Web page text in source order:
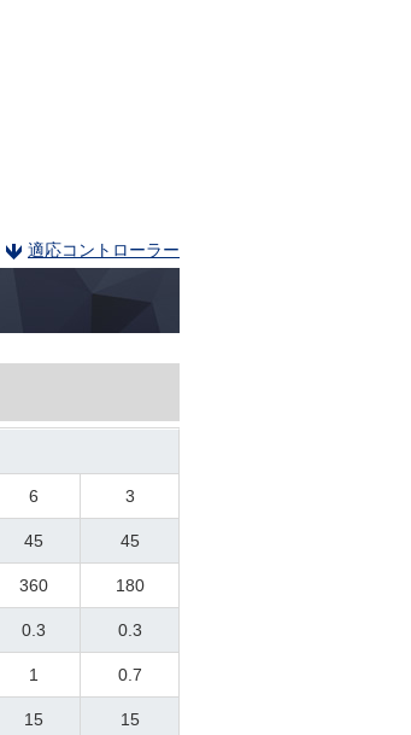
適応コントローラー
6 3
45 45
360 180
0.3 0.3
1 0.7
15 15